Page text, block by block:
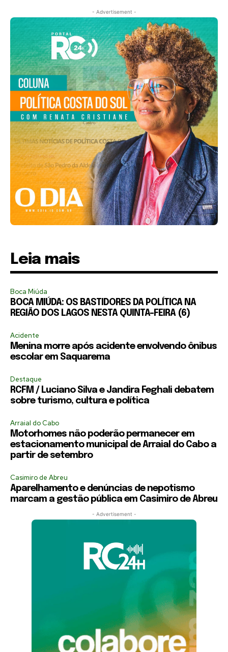
- Advertisement -
Leia mais
Boca Miúda
BOCA MIÚDA: OS BASTIDORES DA POLÍTICA NA
REGIÃO DOS LAGOS NESTA QUINTA-FEIRA (6)
Acidente
Menina morre após acidente envolvendo ônibus
escolar em Saquarema
Destaque
RCFM / Luciano Silva e Jandira Feghali debatem
sobre turismo, cultura e política
Arraial do Cabo
Motorhomes não poderão permanecer em
estacionamento municipal de Arraial do Cabo a
partir de setembro
Casimiro de Abreu
Aparelhamento e denúncias de nepotismo
marcam a gestão pública em Casimiro de Abreu
- Advertisement -